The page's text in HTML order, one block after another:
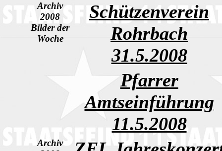
Archiv
2008
Bilder der
Woche
Schützenverein
Rohrbach
31.5.2008
Pfarrer
Amtseinführung
11.5.2008
Archiv